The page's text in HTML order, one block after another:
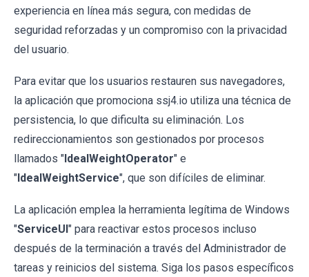
experiencia en línea más segura, con medidas de
seguridad reforzadas y un compromiso con la privacidad
del usuario.
Para evitar que los usuarios restauren sus navegadores,
la aplicación que promociona ssj4.io utiliza una técnica de
persistencia, lo que dificulta su eliminación. Los
redireccionamientos son gestionados por procesos
llamados "IdealWeightOperator" e
"IdealWeightService", que son difíciles de eliminar.
La aplicación emplea la herramienta legítima de Windows
"ServiceUI" para reactivar estos procesos incluso
después de la terminación a través del Administrador de
tareas y reinicios del sistema. Siga los pasos específicos